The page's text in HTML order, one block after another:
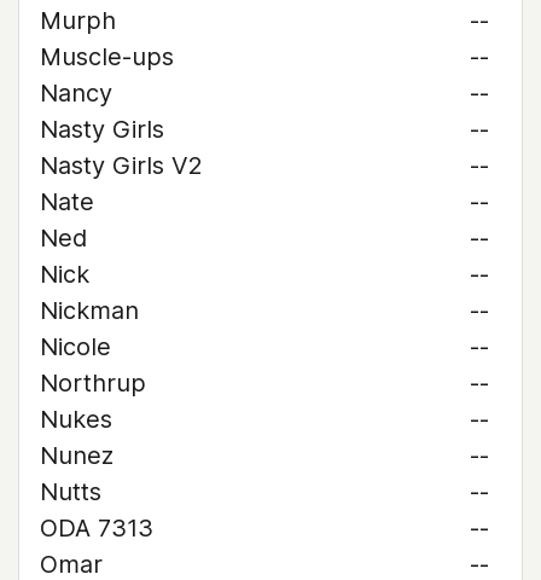
Murph
--
Muscle-ups
--
Nancy
--
Nasty Girls
--
Nasty Girls V2
--
Nate
--
Ned
--
Nick
--
Nickman
--
Nicole
--
Northrup
--
Nukes
--
Nunez
--
Nutts
--
ODA 7313
--
Omar
--